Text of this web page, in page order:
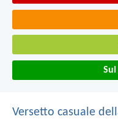
Versetto casuale